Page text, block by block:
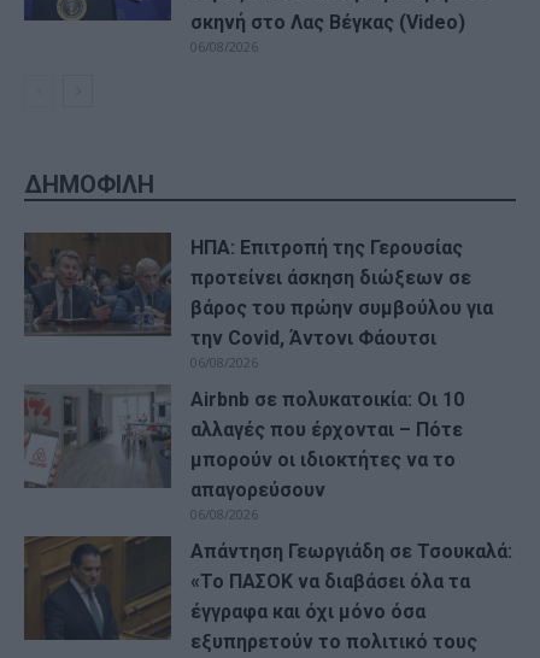
σκηνή στο Λας Βέγκας (Video)
06/08/2026
ΔΗΜΟΦΙΛΗ
ΗΠΑ: Επιτροπή της Γερουσίας
προτείνει άσκηση διώξεων σε
βάρος του πρώην συμβούλου για
την Covid, Άντονι Φάουτσι
06/08/2026
Airbnb σε πολυκατοικία: Οι 10
αλλαγές που έρχονται – Πότε
μπορούν οι ιδιοκτήτες να το
απαγορεύσουν
06/08/2026
Απάντηση Γεωργιάδη σε Τσουκαλά:
«Το ΠΑΣΟΚ να διαβάσει όλα τα
έγγραφα και όχι μόνο όσα
εξυπηρετούν το πολιτικό τους